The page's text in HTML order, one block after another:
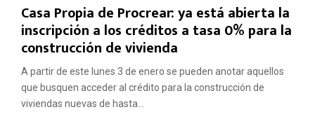
Casa Propia de Procrear: ya está abierta la
inscripción a los créditos a tasa 0% para la
construcción de vivienda
A partir de este lunes 3 de enero se pueden anotar aquellos
que busquen acceder al crédito para la construcción de
viviendas nuevas de hasta...